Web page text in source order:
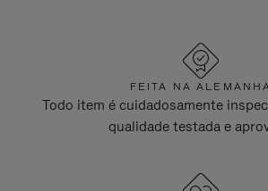
FEITA NA
Todo item é cuidadosamente
qualidade testada e